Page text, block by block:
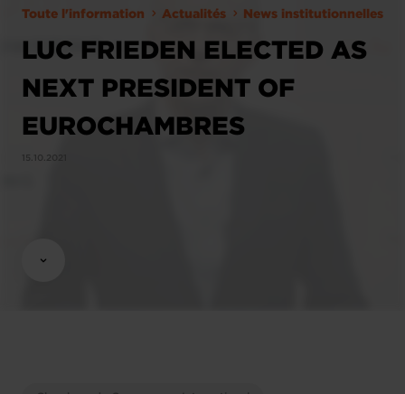
Toute l'information Actualités News institutionnelles
LUC FRIEDEN ELECTED AS
NEXT PRESIDENT OF
EUROCHAMBRES
15.10.2021